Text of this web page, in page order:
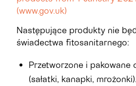
(www.gov.uk)
Następujące produkty nie
świadectwa fitosanitarnego:
Przetworzone i pakowane
(sałatki, kanapki, mrożonki).